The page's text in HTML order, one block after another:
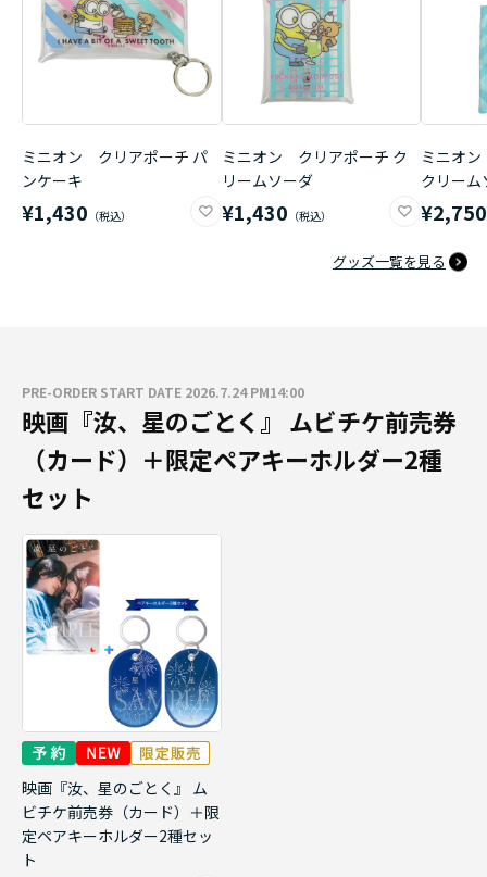
ミニオン クリアポーチ パ
ンケーキ
¥1,430
ミニオン クリアポーチ ク
リームソーダ
¥1,430
ミニオ
クリーム
¥2,750
グッズ一覧を見る
PRE-ORDER START DATE 2026.7.24 PM14:00
映画『汝、星のごとく』 ムビチケ前売券
（カード）＋限定ペアキーホルダー2種
セット
映画『汝、星のごとく』 ム
ビチケ前売券（カード）＋限
定ペアキーホルダー2種セッ
ト